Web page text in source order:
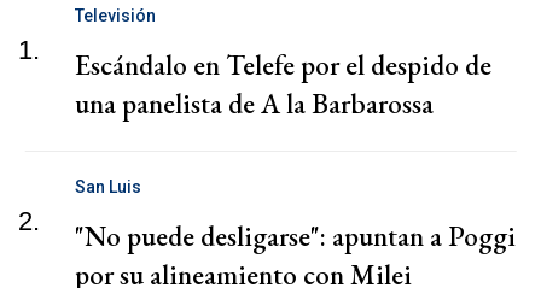
1.
Televisión
Escándalo en Telefe por el despido de
una panelista de A la Barbarossa
2.
San Luis
"No puede desligarse": apuntan a Poggi
por su alineamiento con Milei